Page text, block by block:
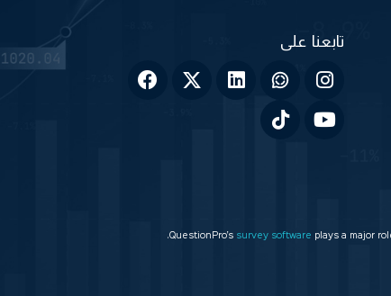
QuestionPro’s survey software plays a major